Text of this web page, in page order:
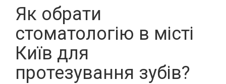
Як обрати
стоматологію в місті
Київ для
протезування зубів?